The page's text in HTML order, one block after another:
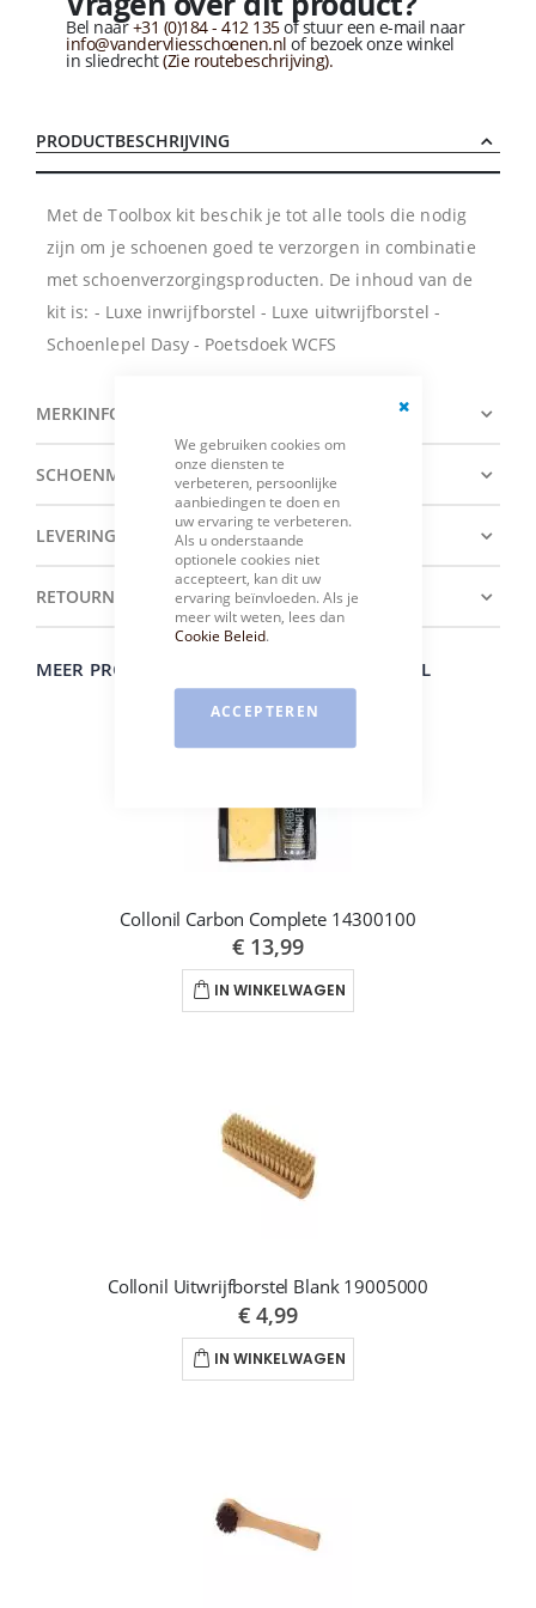
Cookie
We gebruiken cookies om
onze diensten te
verbeteren, persoonlijke
aanbiedingen te doen en
uw ervaring te verbeteren.
Als u onderstaande
optionele cookies niet
accepteert, kan dit uw
ervaring beïnvloeden. Als je
meer wilt weten, lees dan
Cookie Beleid.
ACCEPTEREN
Bel naar+31 (0)184 - 412 135of stuur een e-mail naar
info@vandervliesschoenen.nl of bezoek onze winkel
in sliedrecht(Zie routebeschrijving).
PRODUCTBESCHRIJVING
Met de Toolbox kit beschik je tot alle tools die nodig
zijn om je schoenen goed te verzorgen in combinatie
met schoenverzorgingsproducten. De inhoud van de
kit is: - Luxe inwrijfborstel - Luxe uitwrijfborstel -
Schoenlepel Dasy - Poetsdoek WCFS
MERKINFORMATIE
SCHOENMATENTABEL
LEVERING
RETOURNEREN
MEER PRODUCTEN VAN HET MERK COLLONIL
Collonil Carbon Complete 14300100
€ 13,99
IN WINKELWAGEN
Collonil Uitwrijfborstel Blank 19005000
€ 4,99
IN WINKELWAGEN